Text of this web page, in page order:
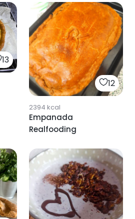
13
12
2394 kcal
Empanada
Realfooding